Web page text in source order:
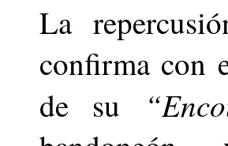
La
confirma con
de su